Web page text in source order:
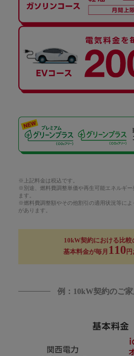
※上記料金は税込です。
※別途、燃料費調整単価や再生可能エネルギー
ます。
※燃料費調整額やその他割引の適用状況等に
があります。
10kW契約における比較
基本料金が毎月 110
例：10kW契約のご